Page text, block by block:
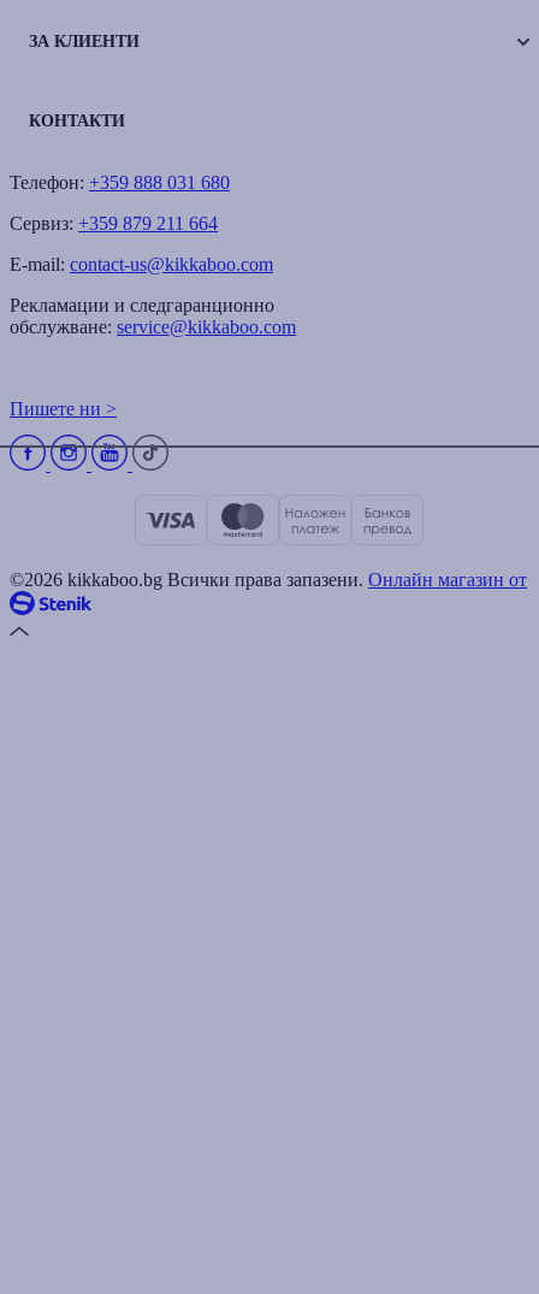
ЗА КЛИЕНТИ
КОНТАКТИ
Телефон: +359 888 031 680
Сервиз: +359 879 211 664
E-mail: contact-us@kikkaboo.com
Рекламации и следгаранционно
обслужване: service@kikkaboo.com
Пишете ни >
©2026 kikkaboo.bg Всички права запазени. Онлайн магазин от